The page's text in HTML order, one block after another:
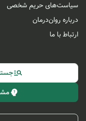
سیاست‌های حریم شخصی
درباره روان‌درمان
ارتباط با ما